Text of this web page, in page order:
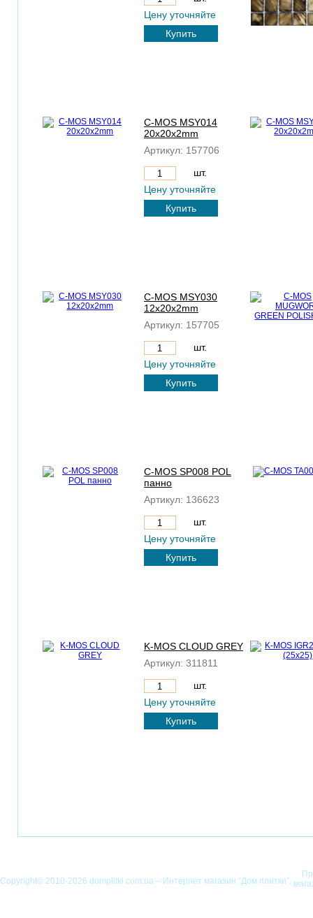
Цену уточняйте
Купить
C-MOS MSY014
20x20x2mm
Артикул: 157706
шт.
Цену уточняйте
Купить
C-MOS MSY030
12x20x2mm
Артикул: 157705
шт.
Цену уточняйте
Купить
C-MOS SP008 POL
панно
Артикул: 136623
шт.
Цену уточняйте
Купить
K-MOS CLOUD GREY
Артикул: 311811
шт.
Цену уточняйте
Купить
Copyright© 2010-2026 domplitki.com.ua – Интернет магазин “Дом плитки”.